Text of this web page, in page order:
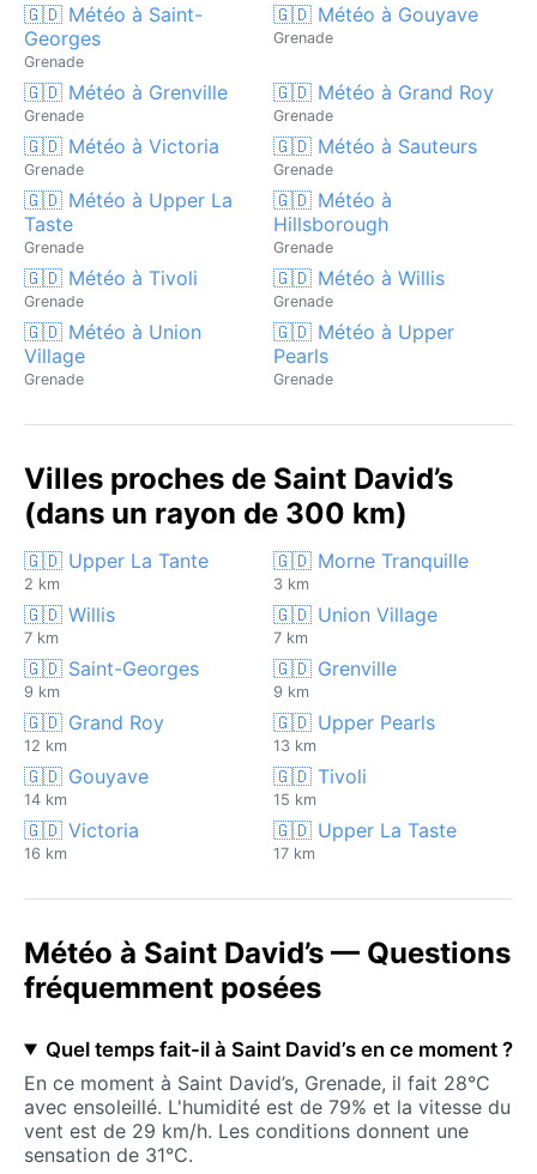
🇬🇩 Météo à Saint-
Georges
Grenade
🇬🇩 Météo à Gouyave
Grenade
🇬🇩 Météo à Grenville
Grenade
🇬🇩 Météo à Grand Roy
Grenade
🇬🇩 Météo à Victoria
Grenade
🇬🇩 Météo à Sauteurs
Grenade
🇬🇩 Météo à Upper La
Taste
Grenade
🇬🇩 Météo à
Hillsborough
Grenade
🇬🇩 Météo à Tivoli
Grenade
🇬🇩 Météo à Willis
Grenade
🇬🇩 Météo à Union
Village
Grenade
🇬🇩 Météo à Upper
Pearls
Grenade
Villes proches de Saint David’s
(dans un rayon de 300 km)
🇬🇩 Upper La Tante
2 km
🇬🇩 Morne Tranquille
3 km
🇬🇩 Willis
7 km
🇬🇩 Union Village
7 km
🇬🇩 Saint-Georges
9 km
🇬🇩 Grenville
9 km
🇬🇩 Grand Roy
12 km
🇬🇩 Upper Pearls
13 km
🇬🇩 Gouyave
14 km
🇬🇩 Tivoli
15 km
🇬🇩 Victoria
16 km
🇬🇩 Upper La Taste
17 km
Météo à Saint David’s — Questions
fréquemment posées
Quel temps fait-il à Saint David’s en ce moment ?
En ce moment à Saint David’s, Grenade, il fait 28°C
avec ensoleillé. L'humidité est de 79% et la vitesse du
vent est de 29 km/h. Les conditions donnent une
sensation de 31°C.